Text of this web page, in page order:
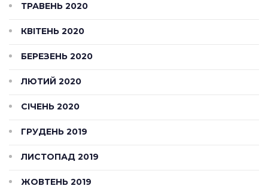
ТРАВЕНЬ 2020
КВІТЕНЬ 2020
БЕРЕЗЕНЬ 2020
ЛЮТИЙ 2020
СІЧЕНЬ 2020
ГРУДЕНЬ 2019
ЛИСТОПАД 2019
ЖОВТЕНЬ 2019